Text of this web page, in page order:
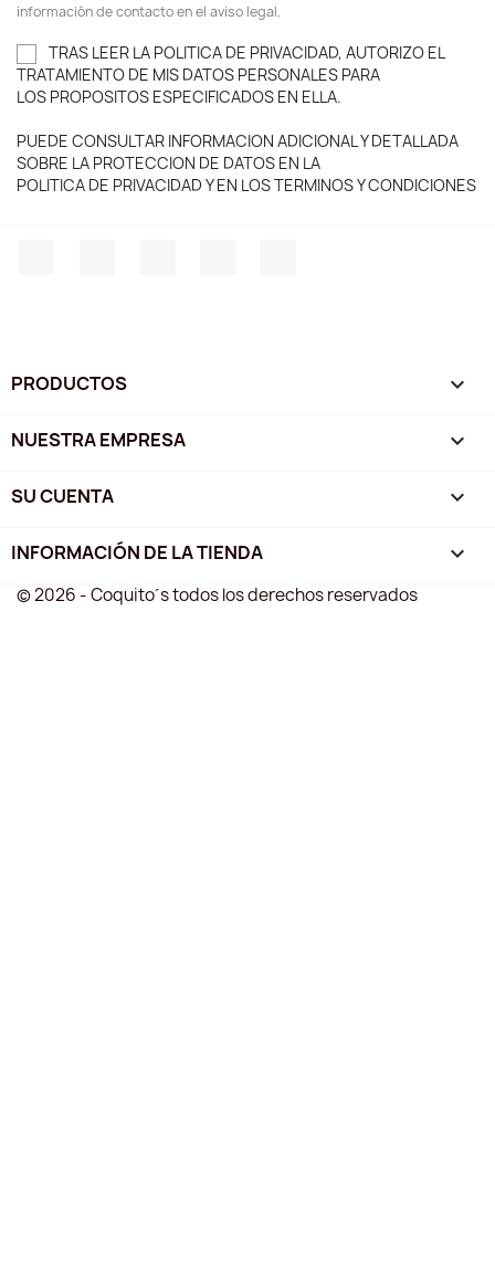
información de contacto en el aviso legal.
TRAS LEER LA POLITICA DE PRIVACIDAD, AUTORIZO EL
TRATAMIENTO DE MIS DATOS PERSONALES PARA
LOS PROPOSITOS ESPECIFICADOS EN ELLA.
PUEDE CONSULTAR INFORMACION ADICIONAL Y DETALLADA
SOBRE LA PROTECCION DE DATOS EN LA
POLITICA DE PRIVACIDAD Y EN LOS TERMINOS Y CONDICIONES
PRODUCTOS 
NUESTRA EMPRESA 
SU CUENTA 
INFORMACIÓN DE LA TIENDA keyboard_arrow_down
© 2026 - Coquito´s todos los derechos reservados